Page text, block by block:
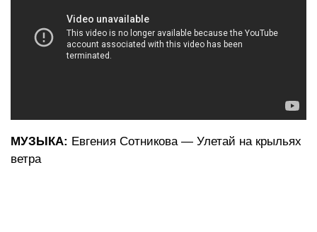
МУЗЫКА: Евгения Сотникова — Улетай на крыльях
ветра